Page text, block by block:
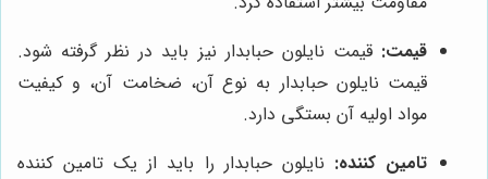
قیمت: قیمت نایلون حبابدار نیز باید در نظر گرفته شود.
قیمت نایلون حبابدار به نوع آن، ضخامت آن، و کیفیت
مواد اولیه آن بستگی دارد.
تامین کننده: نایلون حبابدار را باید از یک تامین کننده